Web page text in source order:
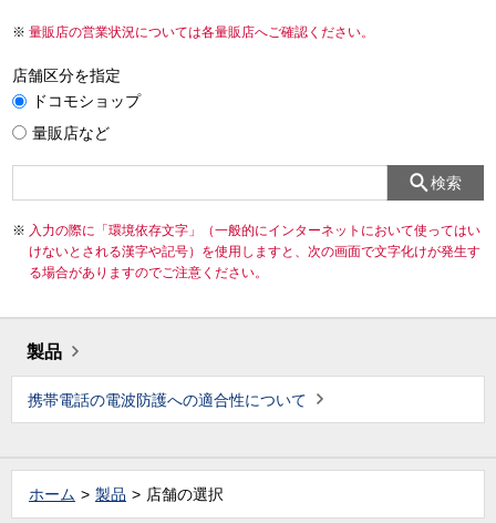
量販店の営業状況については各量販店へご確認ください。
店舗区分を指定
ドコモショップ
量販店など
検索
入力の際に「環境依存文字」（一般的にインターネットにおいて使ってはい
けないとされる漢字や記号）を使用しますと、次の画面で文字化けが発生す
る場合がありますのでご注意ください。
製品
携帯電話の電波防護への適合性について
ホーム 製品 店舗の選択